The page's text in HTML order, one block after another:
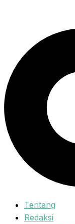
Tentang
Redaksi